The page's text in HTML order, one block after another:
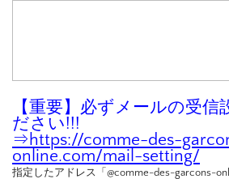
【重要】必ずメールの受信
ださい!!!
⇒https://comme-des-
online.com/mail-setting/
指定したアドレス「@comme-des-garcons-